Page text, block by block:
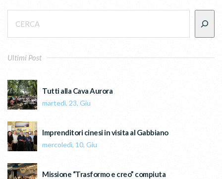
Ultimi Post
Tutti alla Cava Aurora
martedì, 23, Giu
Imprenditori cinesi in visita al Gabbiano
mercoledì, 10, Giu
Missione “Trasformo e creo” compiuta